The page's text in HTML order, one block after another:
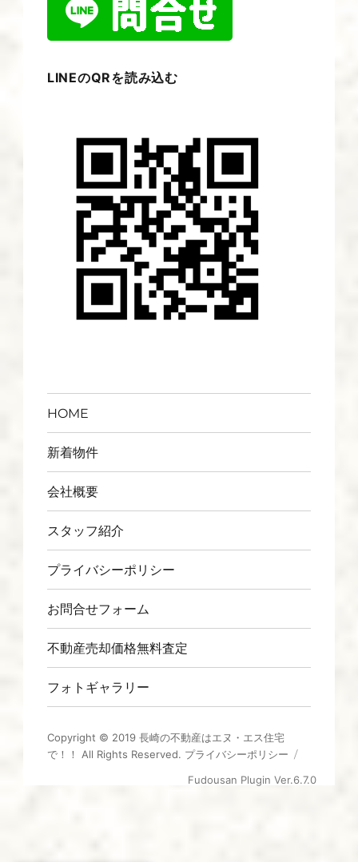
LINEのQRを読み込む
HOME
新着物件
会社概要
スタッフ紹介
プライバシーポリシー
お問合せフォーム
不動産売却価格無料査定
フォトギャラリー
Copyright © 2019 長崎の不動産はエヌ・エス住宅
で！！
All Rights Reserved. プライバシーポリシー
Fudousan Plugin Ver.6.7.0